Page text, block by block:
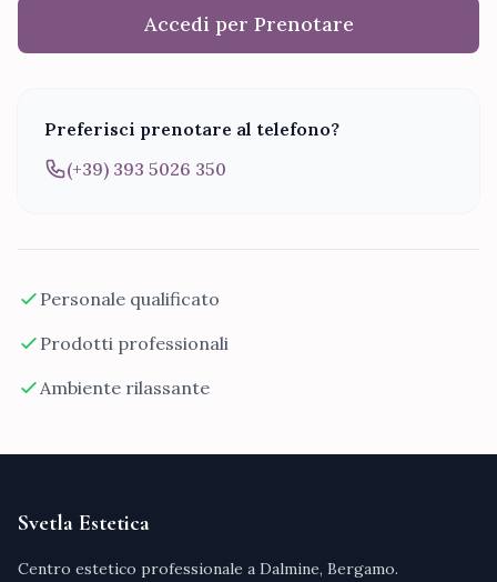
Accedi per Prenotare
Preferisci prenotare al telefono?
(+39) 393 5026 350
Personale qualificato
Prodotti professionali
Ambiente rilassante
Svetla Estetica
Centro estetico professionale a Dalmine, Bergamo.